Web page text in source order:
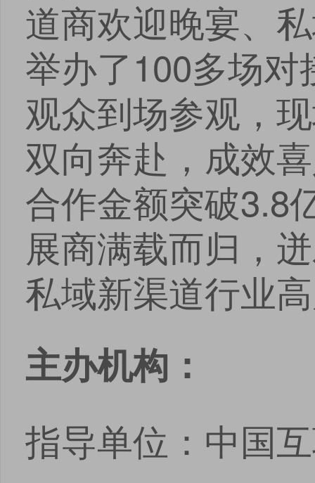
道商欢迎晚宴、
举办了100多场
观众到场参观，
双向奔赴，成效
合作金额突破3.8
展商满载而归，
私域新渠道行业
主办机构：
指导单位：中国